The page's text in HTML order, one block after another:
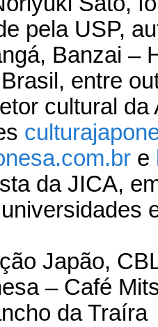
pela USP,
Banzai –
entre
cultural
e
da JICA,
Japão,
– Café
da Traíra